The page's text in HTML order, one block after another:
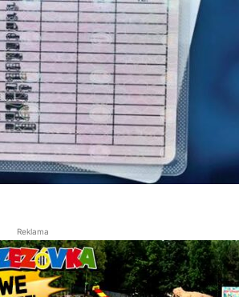
Reklama